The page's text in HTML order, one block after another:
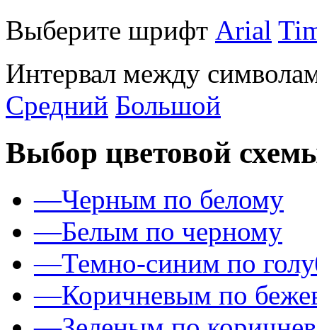
Выберите шрифт Arial
Интервал между
Средний Большой
Выбор цветовой
—Черным по белому
—Белым по черному
—Темно-синим по
—Коричневым по